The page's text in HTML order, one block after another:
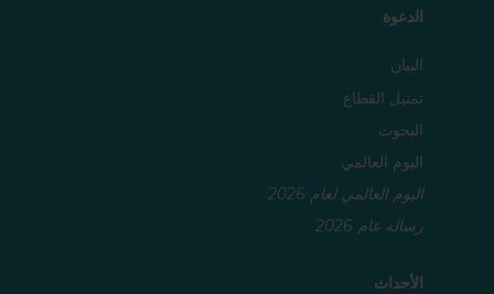
الدعوة
البيان
تمثيل القطاع
البحوث
اليوم العالمي
اليوم العالمي لعام 2026
رسالة عام 2026
الأحداث